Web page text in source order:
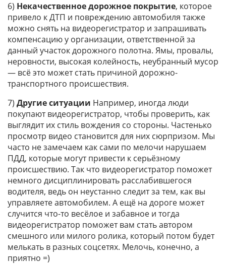
6) Некачественное дорожное покрытие, которое
привело к ДТП и повреждению автомобиля также
можно снять на видеорегистратор и запрашивать
компенсацию у организации, ответственной за
данный участок дорожного полотна. Ямы, провалы,
неровности, высокая колейность, неубранный мусор
— всё это может стать причиной дорожно-
транспортного происшествия.
7) Другие ситуации Например, иногда люди
покупают видеорегистратор, чтобы проверить, как
выглядит их стиль вождения со стороны. Частенько
просмотр видео становится для них сюрпризом. Мы
часто не замечаем как сами по мелочи нарушаем
ПДД, которые могут привести к серьёзному
происшествию. Так что видеорегистратор поможет
немного дисциплинировать расслабившегося
водителя, ведь он неустанно следит за тем, как вы
управляете автомобилем. А ещё на дороге может
случится что-то весёлое и забавное и тогда
видеорегистратор поможет вам стать автором
смешного или милого ролика, который потом будет
мелькать в разных соцсетях. Мелочь, конечно, а
приятно =)